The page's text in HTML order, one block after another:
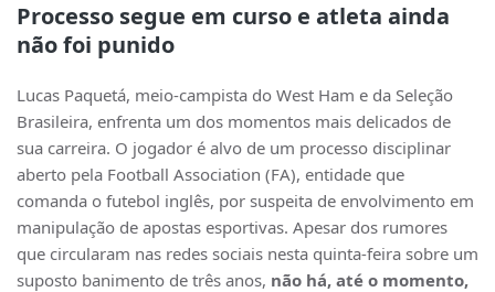
Processo segue em curso e atleta ainda
não foi punido
Lucas Paquetá, meio-campista do West Ham e da Seleção
Brasileira, enfrenta um dos momentos mais delicados de
sua carreira. O jogador é alvo de um processo disciplinar
aberto pela Football Association (FA), entidade que
comanda o futebol inglês, por suspeita de envolvimento em
manipulação de apostas esportivas. Apesar dos rumores
que circularam nas redes sociais nesta quinta-feira sobre um
suposto banimento de três anos, não há, até o momento,